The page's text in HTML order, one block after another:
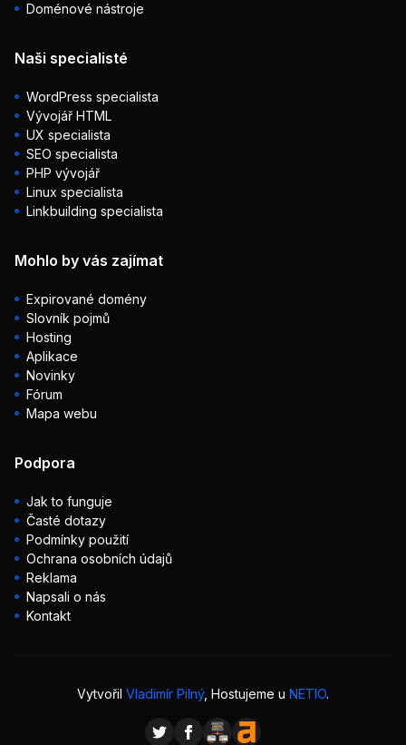
Doménové nástroje
Naši specialisté
WordPress specialista
Vývojář HTML
UX specialista
SEO specialista
PHP vývojář
Linux specialista
Linkbuilding specialista
Mohlo by vás zajímat
Expirované domény
Slovník pojmů
Hosting
Aplikace
Novinky
Fórum
Mapa webu
Podpora
Jak to funguje
Časté dotazy
Podmínky použití
Ochrana osobních údajů
Reklama
Napsali o nás
Kontakt
Vytvořil Vladimír Pilný, Hostujeme u NETIO.